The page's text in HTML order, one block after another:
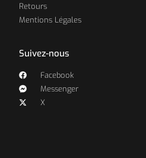
Retours
Mentions Légales
Suivez-nous
Facebook
Messenger
X